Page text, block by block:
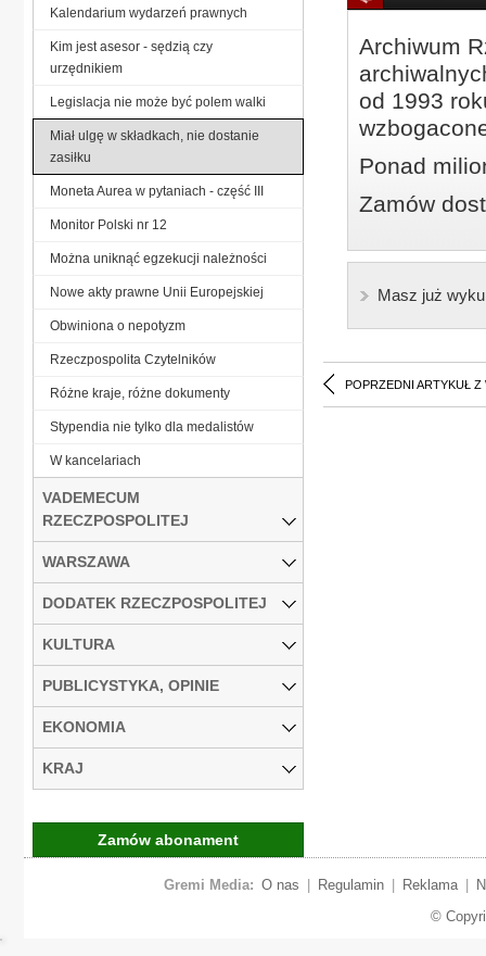
Archiwum
od 1993
Ponad
Zamów
Masz już
POPRZEDNI ARTYKUŁ Z
Kalendarium wydarzeń prawnych
Kim jest asesor - sędzią czy
urzędnikiem
Legislacja nie może być polem walki
Miał ulgę w składkach, nie dostanie
zasiłku
Moneta Aurea w pytaniach - część III
Monitor Polski nr 12
Można uniknąć egzekucji należności
Nowe akty prawne Unii Europejskiej
Obwiniona o nepotyzm
Rzeczpospolita Czytelników
Różne kraje, różne dokumenty
Stypendia nie tylko dla medalistów
W kancelariach
VADEMECUM
RZECZPOSPOLITEJ
WARSZAWA
DODATEK RZECZPOSPOLITEJ
KULTURA
PUBLICYSTYKA, OPINIE
EKONOMIA
KRAJ
Zamów abonament
Gremi Media: O nas Regulamin Reklama
©